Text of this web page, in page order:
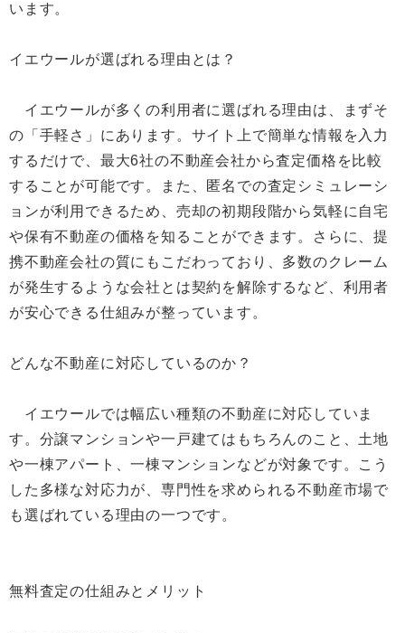
います。
イエウールが選ばれる理由とは？
イエウールが多くの利用者に選ばれる理由は、まずそ
の「手軽さ」にあります。サイト上で簡単な情報を入力
するだけで、最大6社の不動産会社から査定価格を比較
することが可能です。また、匿名での査定シミュレーシ
ョンが利用できるため、売却の初期段階から気軽に自宅
や保有不動産の価格を知ることができます。さらに、提
携不動産会社の質にもこだわっており、多数のクレーム
が発生するような会社とは契約を解除するなど、利用者
が安心できる仕組みが整っています。
どんな不動産に対応しているのか？
イエウールでは幅広い種類の不動産に対応していま
す。分譲マンションや一戸建てはもちろんのこと、土地
や一棟アパート、一棟マンションなどが対象です。こう
した多様な対応力が、専門性を求められる不動産市場で
も選ばれている理由の一つです。
無料査定の仕組みとメリット